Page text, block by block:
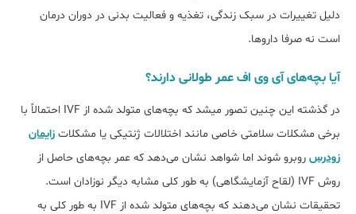
دلیل تغییرات در سبک زندگی، تغذیه و فعالیت بدنی در دوران درمان
است نه صرفا داروها.
آیا بچه‌های آی وی اف عمر طولانی دارند؟
در گذشته این چنین تصور می‎شد که بچه‌های متولد شده از IVF احتمالاً با
برخی مشکلات سلامتی خاصی مانند اختلالات ژنتیکی یا مشکلات زایمان
زودرس
روبرو شوند اما شواهد نشان می‎‌دهد که عمر بچه‌های حاصل از
روش IVF (لقاح آزمایشگاهی) به طور کلی مشابه دیگر نوزادان است.
تحقیقات نشان می‌دهند که بچه‌های متولد شده از IVF به طور کلی به